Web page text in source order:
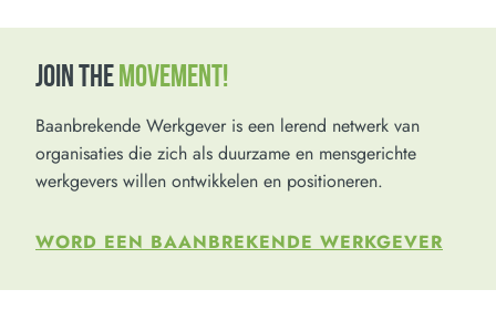
JOIN THEMOVEMENT!
Baanbrekende Werkgever is een lerend netwerk van
organisaties die zich als duurzame en mensgerichte
werkgevers willen ontwikkelen en positioneren.
WORD EEN BAANBREKENDE WERKGEVER